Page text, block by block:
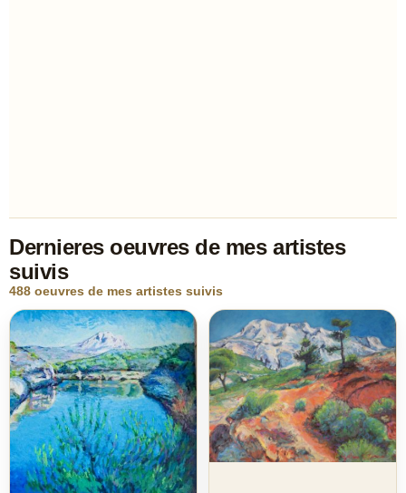
Dernieres oeuvres de mes artistes
suivis
488 oeuvres de mes artistes suivis